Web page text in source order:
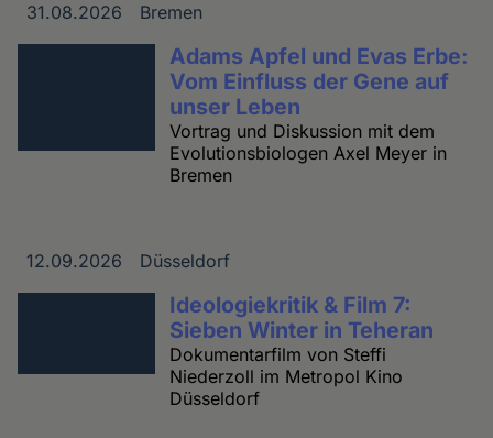
Datum
31.08.2026
Ort Bremen
Adams Apfel und Evas Erbe:
Vom Einfluss der Gene auf
unser Leben
Vortrag und Diskussion mit dem
Evolutionsbiologen Axel Meyer in
Bremen
Datum
12.09.2026
Ort Düsseldorf
Ideologiekritik & Film 7:
Sieben Winter in Teheran
Dokumentarfilm von Steffi
Niederzoll im Metropol Kino
Düsseldorf